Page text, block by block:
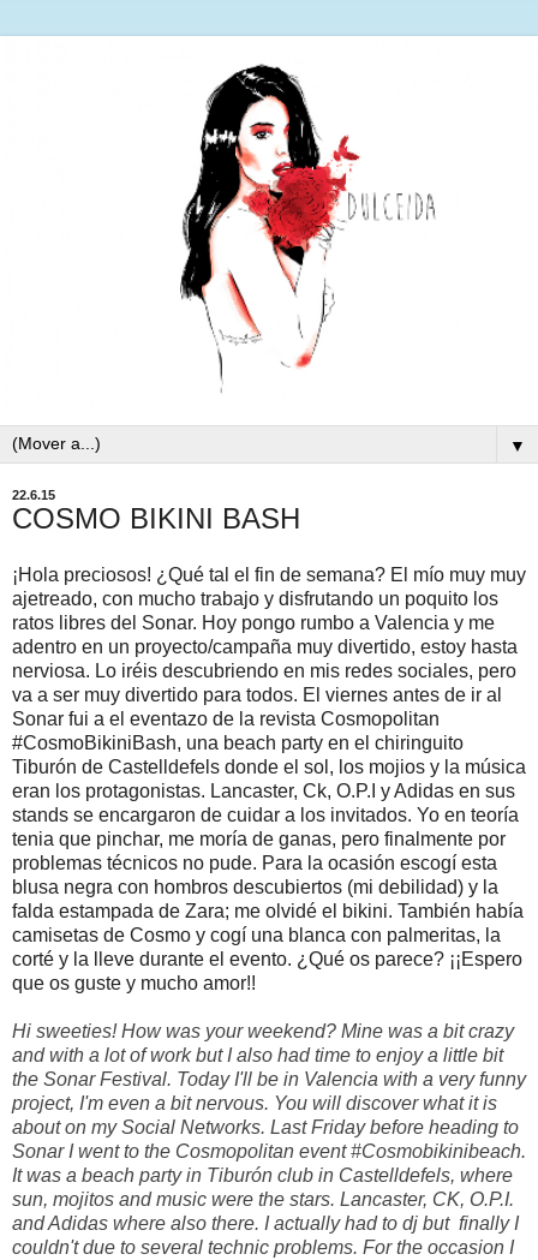
▼
22.6.15
COSMO BIKINI BASH
¡Hola preciosos! ¿Qué tal el fin de semana? El mío muy muy
ajetreado, con mucho trabajo y disfrutando un poquito los
ratos libres del Sonar. Hoy pongo rumbo a Valencia y me
adentro en un proyecto/campaña muy divertido, estoy hasta
nerviosa. Lo iréis descubriendo en mis redes sociales, pero
va a ser muy divertido para todos. El viernes antes de ir al
Sonar fui a el eventazo de la revista Cosmopolitan
#CosmoBikiniBash, una beach party en el chiringuito
Tiburón de Castelldefels donde el sol, los mojios y la música
eran los protagonistas. Lancaster, Ck, O.P.I y Adidas en sus
stands se encargaron de cuidar a los invitados. Yo en teoría
tenia que pinchar, me moría de ganas, pero finalmente por
problemas técnicos no pude. Para la ocasión escogí esta
blusa negra con hombros descubiertos (mi debilidad) y la
falda estampada de Zara; me olvidé el bikini. También había
camisetas de Cosmo y cogí una blanca con palmeritas, la
corté y la lleve durante el evento. ¿Qué os parece? ¡¡Espero
que os guste y mucho amor!!
Hi sweeties! How was your weekend? Mine was a bit crazy
and with a lot of work but I also had time to enjoy a little bit
the Sonar Festival. Today I'll be in Valencia with a very funny
project, I'm even a bit nervous. You will discover what it is
about on my Social Networks. Last Friday before heading to
Sonar I went to the Cosmopolitan event #Cosmobikinibeach.
It was a beach party in Tiburón club in Castelldefels, where
sun, mojitos and music were the stars. Lancaster, CK, O.P.I.
and Adidas where also there. I actually had to dj but finally I
couldn't due to several technic problems. For the occasion I